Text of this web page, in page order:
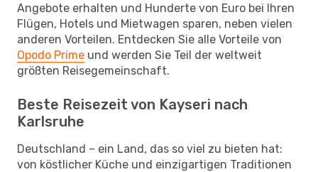
Angebote erhalten und Hunderte von Euro bei Ihren
Flügen, Hotels und Mietwagen sparen, neben vielen
anderen Vorteilen. Entdecken Sie alle Vorteile von
Opodo Prime und werden Sie Teil der weltweit
größten Reisegemeinschaft.
Beste Reisezeit von Kayseri nach
Karlsruhe
Deutschland – ein Land, das so viel zu bieten hat:
von köstlicher Küche und einzigartigen Traditionen